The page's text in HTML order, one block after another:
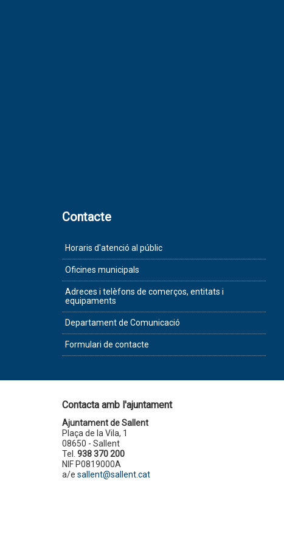
Contacte
Horaris d'atenció al públic
Oficines municipals
Adreces i telèfons de comerços, entitats i
equipaments
Departament de Comunicació
Formulari de contacte
Contacta amb l'ajuntament
Ajuntament de Sallent
Plaça de la Vila, 1
08650 - Sallent
Tel. 938 370 200
NIF P0819000A
a/e sallent@sallent.cat